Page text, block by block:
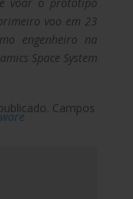
voo em 23
engenheiro na
Space System
Campos